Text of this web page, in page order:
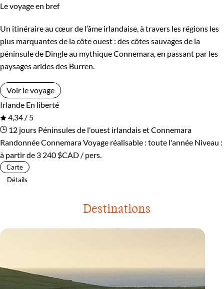
Le voyage en bref
Un itinéraire au cœur de l’âme irlandaise, à travers les régions les
plus marquantes de la côte ouest : des côtes sauvages de la
péninsule de Dingle au mythique Connemara, en passant par les
paysages arides des Burren.
Voir le voyage
Irlande En liberté
4,34 / 5
12 jours Péninsules de l'ouest irlandais et Connemara
Randonnée ConnemaraVoyage réalisable : toute l'année Niveau :
à partir de 3 240 $CAD / pers.
Carte
Détails
Destinations